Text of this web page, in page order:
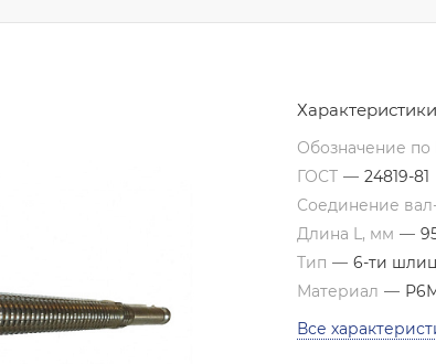
Характеристики
Обозначение по
ГОСТ — 24819-81
Соединение
Длина L, мм —
Тип — 6-ти
Материал —
Все